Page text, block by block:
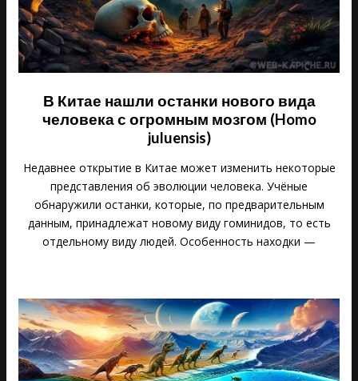
В Китае нашли останки нового вида
человека с огромным мозгом (Homo
juluensis)
Недавнее открытие в Китае может изменить некоторые
представления об эволюции человека. Учёные
обнаружили останки, которые, по предварительным
данным, принадлежат новому виду гоминидов, то есть
отдельному виду людей. Особенность находки —